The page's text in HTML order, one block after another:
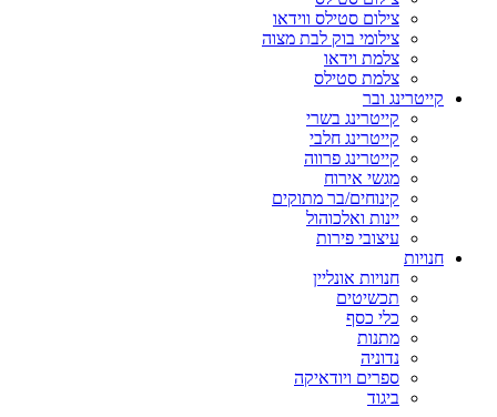
צילום סטילס ווידאו
צילומי בוק לבת מצוה
צלמת וידאו
צלמת סטילס
קייטרינג ובר
קייטרינג בשרי
קייטרינג חלבי
קייטרינג פרווה
מגשי אירוח
קינוחים/בר מתוקים
יינות ואלכוהול
עיצובי פירות
חנויות
חנויות אונליין
תכשיטים
כלי כסף
מתנות
נדוניה
ספרים ויודאיקה
ביגוד